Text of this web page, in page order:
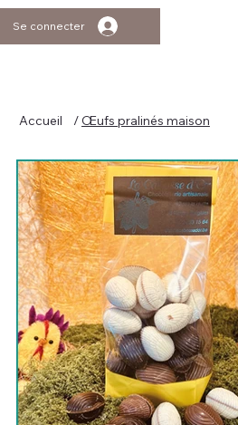
Se connecter
Accueil /Œufs pralinés maison